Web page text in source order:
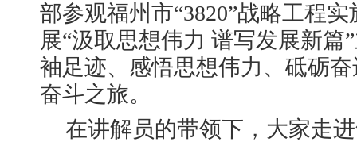
部参观福州市“3820”战略工程
展“汲取思想伟力 谱写发展新篇
袖足迹、感悟思想伟力、砥砺
奋斗之旅。
在讲解员的带领下，大家走